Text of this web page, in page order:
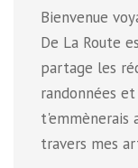
Bienvenue
De La Route
partage les
randonnées
t'emmènerais
travers mes